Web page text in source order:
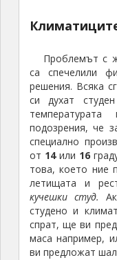
Проблемът с
са спечелили
решения. Всяка
си духат
подозрения, че
специално
от 14или 16
това, което ние
летищата и
кучешки студ.
студено и
спрат, ще ви
маса например,
ви предложат